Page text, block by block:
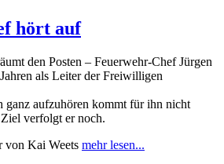
hört auf
den Posten – Feuerwehr-Chef Jürgen
als Leiter der Freiwilligen
ganz aufzuhören kommt für ihn nicht
verfolgt er noch.
von Kai Weets mehr lesen...